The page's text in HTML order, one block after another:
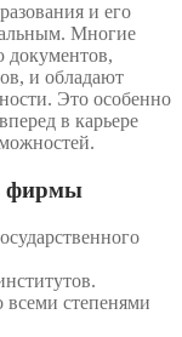
и его
Многие
документов,
и обладают
Это особенно
в карьере
фирмы
всеми степенями